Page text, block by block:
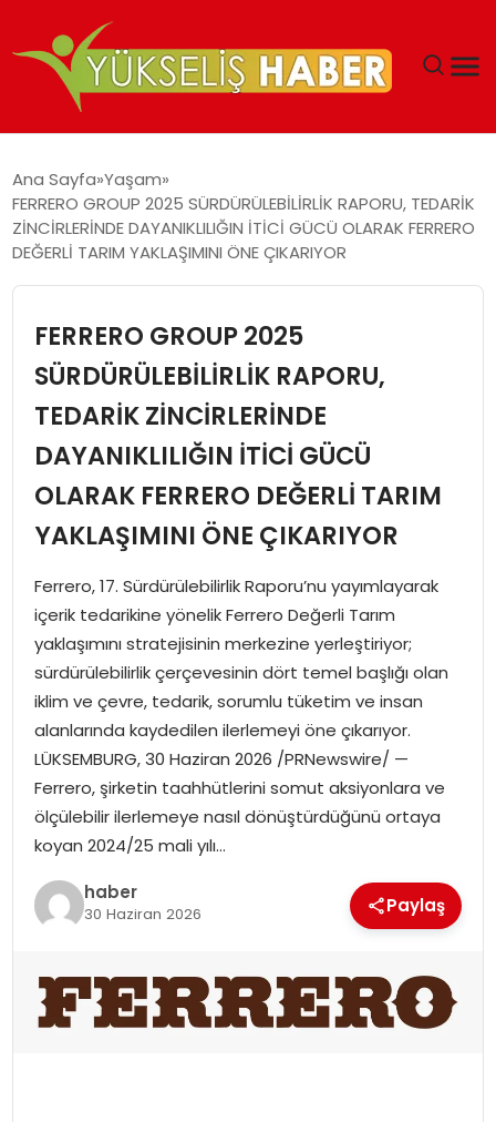
MALIYETLERINI AZALTIYOR’
Ana Sayfa Yaşam
FERRERO GROUP 2025 SÜRDÜRÜLEBİLİRLİK RAPORU, TEDARİK
ZİNCİRLERİNDE DAYANIKLILIĞIN İTİCİ GÜCÜ OLARAK FERRERO
DEĞERLİ TARIM YAKLAŞIMINI ÖNE ÇIKARIYOR
FERRERO GROUP 2025
SÜRDÜRÜLEBİLİRLİK RAPORU,
TEDARİK ZİNCİRLERİNDE
DAYANIKLILIĞIN İTİCİ GÜCÜ
OLARAK FERRERO DEĞERLİ TARIM
YAKLAŞIMINI ÖNE ÇIKARIYOR
Ferrero, 17. Sürdürülebilirlik Raporu’nu yayımlayarak
içerik tedarikine yönelik Ferrero Değerli Tarım
yaklaşımını stratejisinin merkezine yerleştiriyor;
sürdürülebilirlik çerçevesinin dört temel başlığı olan
iklim ve çevre, tedarik, sorumlu tüketim ve insan
alanlarında kaydedilen ilerlemeyi öne çıkarıyor.
LÜKSEMBURG, 30 Haziran 2026 /PRNewswire/ —
Ferrero, şirketin taahhütlerini somut aksiyonlara ve
ölçülebilir ilerlemeye nasıl dönüştürdüğünü ortaya
koyan 2024/25 mali yılı…
haber
30 Haziran 2026 Paylaş